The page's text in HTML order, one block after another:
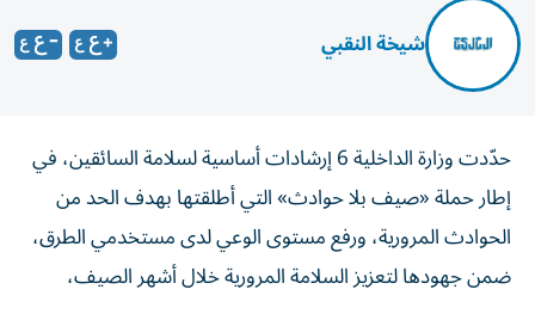
شيخة النقبي
حدّدت وزارة الداخلية 6 إرشادات أساسية لسلامة السائقين، في
إطار حملة «صيف بلا حوادث» التي أطلقتها بهدف الحد من
الحوادث المرورية، ورفع مستوى الوعي لدى مستخدمي الطرق،
ضمن جهودها لتعزيز السلامة المرورية خلال أشهر الصيف،